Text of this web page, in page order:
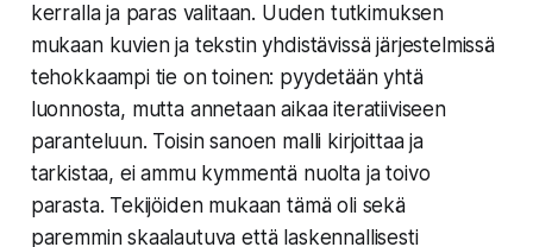
kerralla ja paras valitaan. Uuden tutkimuksen
mukaan kuvien ja tekstin yhdistävissä järjestelmissä
tehokkaampi tie on toinen: pyydetään yhtä
luonnosta, mutta annetaan aikaa iteratiiviseen
paranteluun. Toisin sanoen malli kirjoittaa ja
tarkistaa, ei ammu kymmentä nuolta ja toivo
parasta. Tekijöiden mukaan tämä oli sekä
paremmin skaalautuva että laskennallisesti